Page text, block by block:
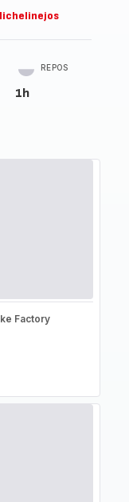
REPOS
1h
Factory